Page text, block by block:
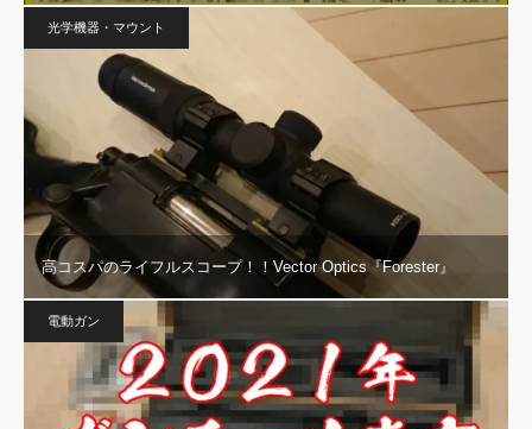
光学機器・マウント
高コスパのライフルスコープ！！Vector Optics『Forester』
電動ガン